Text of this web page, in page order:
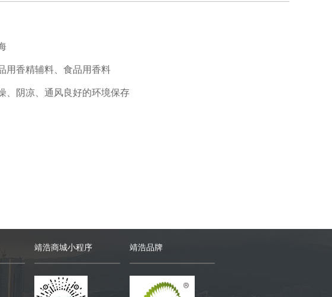
用香精辅料、食品用香料
、阴凉、通风良好的环境保存
靖浩商城小程序 靖浩品牌